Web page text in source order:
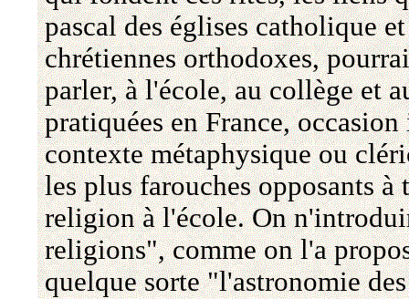
pascal des églises catholique
chrétiennes orthodoxes,
parler, à l'école, au collège et
pratiquées en France,
contexte métaphysique ou
les plus farouches opposants
religion à l'école. On
religions", comme on l'a
quelque sorte "l'astronomie